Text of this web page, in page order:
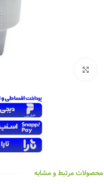
محصولات مرتبط و مشابه